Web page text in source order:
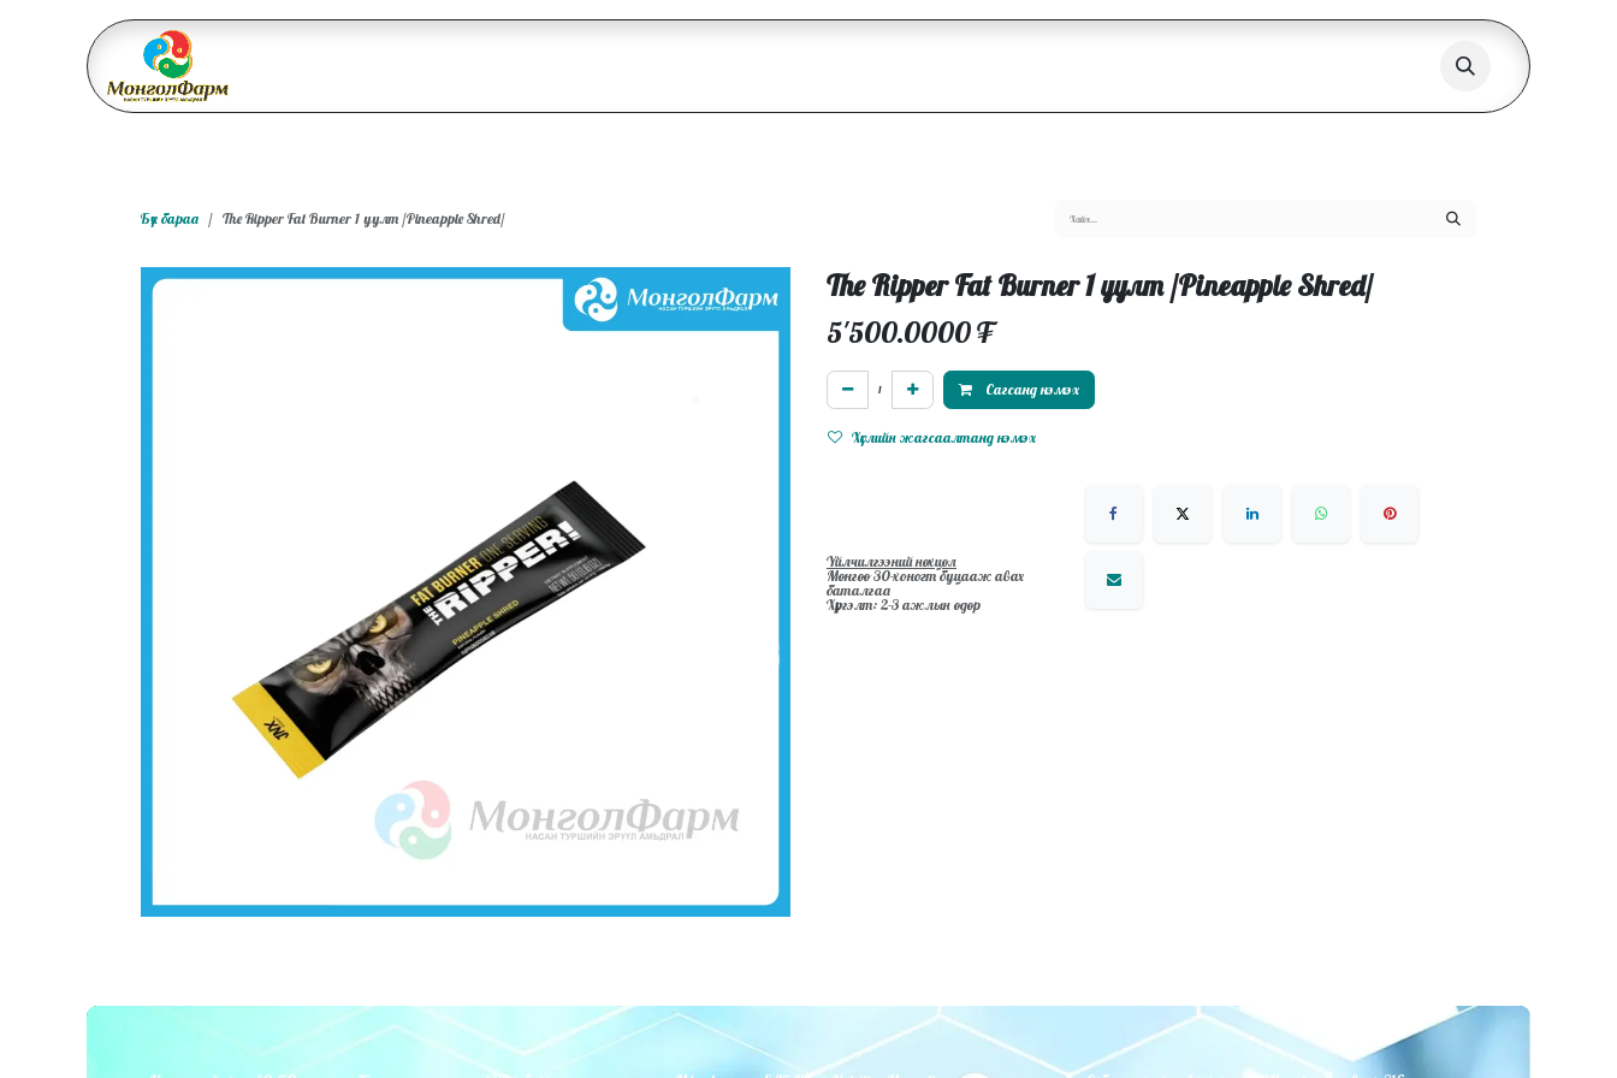
Бүх бараа The Ripper Fat Burner 1 уулт /Pineapple Shred/
The Ripper Fat Burner 1 уулт /Pineapple Shred/
5'500.0000₮
Сагсанд нэмэх
Хүслийн жагсаалтанд нэмэх
Үйлчилгээний нөхцөл
Мөнгөө 30-хоногт буцааж авах
баталгаа
Хүргэлт: 2-3 ажлын өдөр